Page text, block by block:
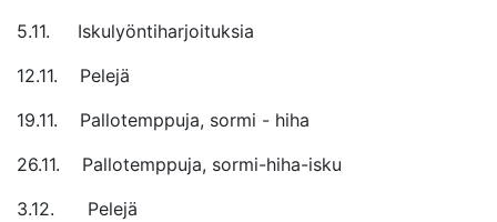
5.11. Iskulyöntiharjoituksia
12.11. Pelejä
19.11. Pallotemppuja, sormi - hiha
26.11. Pallotemppuja, sormi-hiha-isku
3.12. Pelejä